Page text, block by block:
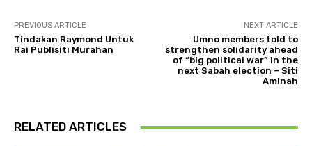
PREVIOUS ARTICLE
Tindakan Raymond Untuk
Rai Publisiti Murahan
NEXT ARTICLE
Umno members told to
strengthen solidarity ahead
of “big political war” in the
next Sabah election – Siti
Aminah
RELATED ARTICLES